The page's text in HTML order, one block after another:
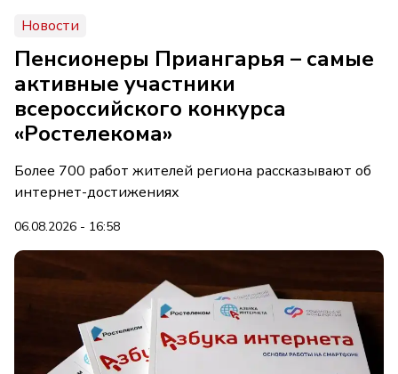
Новости
Пенсионеры Приангарья – самые
активные участники
всероссийского конкурса
«Ростелекома»
Более 700 работ жителей региона рассказывают об
интернет-достижениях
06.08.2026 - 16:58